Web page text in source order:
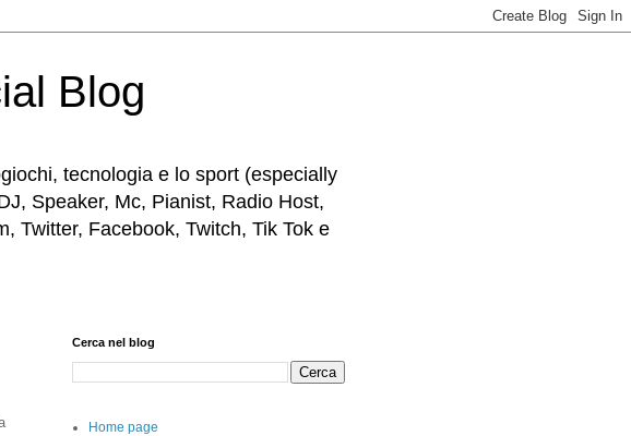
Blog
tecnologia e lo sport (especially
Speaker, Mc, Pianist, Radio Host,
Twitter, Facebook, Twitch, Tik Tok e
Cerca nel blog
Home page